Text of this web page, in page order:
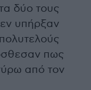
δύο τους
υπήρξαν
πως
από τον